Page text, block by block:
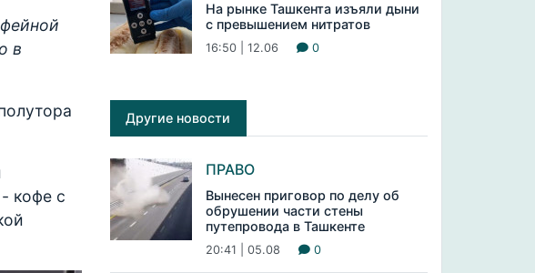
в
кофе с
На рынке Ташкента изъяли дыни
с превышением нитратов
16:50 | 12.06 0
Другие новости
ПРАВО
Вынесен приговор по делу об
обрушении части стены
путепровода в Ташкенте
20:41 | 05.08 0